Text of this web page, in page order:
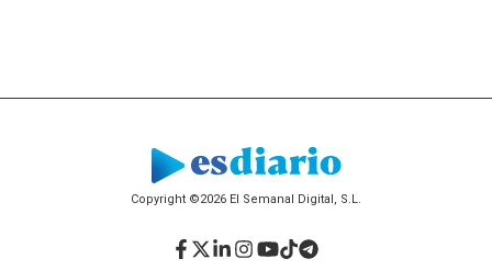
Copyright ©2026 El Semanal Digital, S.L.
Facebook
Twitter
LinkedIn
Instagram
YouTube
TikTok
Telegram